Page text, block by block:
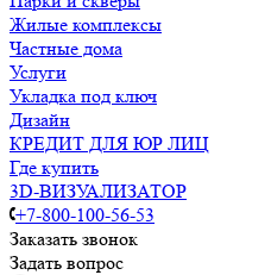
Жилые комплексы
Частные дома
Услуги
Укладка под ключ
Дизайн
КРЕДИТ ДЛЯ ЮР ЛИЦ
Где купить
3D-ВИЗУАЛИЗАТОР
+7-800-100-56-53
Заказать звонок
Задать вопрос